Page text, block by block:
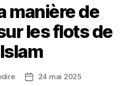
manière de
les flots de
Date24 mai 2025